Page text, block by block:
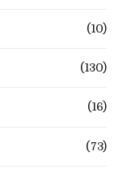
(10)
(130)
(16)
(73)